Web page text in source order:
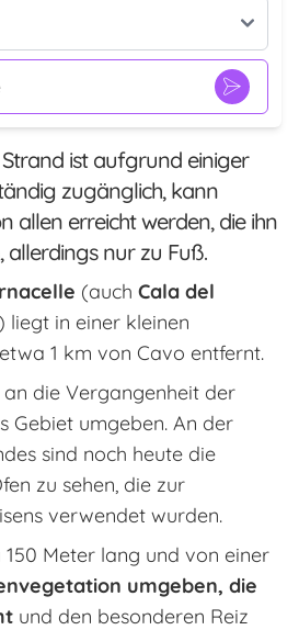
ist aufgrund einiger
zugänglich, kann
allen erreicht werden, die ihn
allerdings nur zu Fuß.
(auch Cala del
liegt in einer kleinen
1 km von Cavo entfernt.
die Vergangenheit der
Gebiet umgeben. An der
sind noch heute die
zu sehen, die zur
verwendet wurden.
Meter lang und von einer
umgeben, die
und den besonderen Reiz